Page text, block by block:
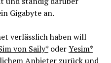
Gigabyte an.
verlässlich haben will
von Saily*oderYesim*
Anbieter zurück und